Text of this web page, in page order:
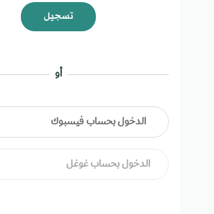
تسجيل
أو
الدخول بحساب فيسبوك
الدخول بحساب غوغل